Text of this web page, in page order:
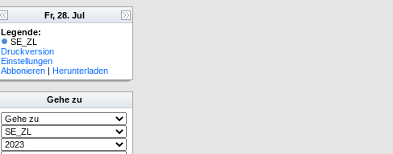
Fr, 28. Jul
Legende:
SE_ZL
Druckversion
Einstellungen
Abbonieren | Herunterladen
Gehe zu